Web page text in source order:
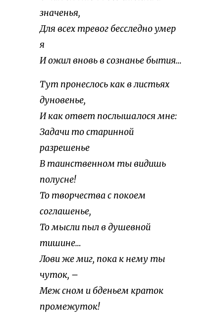
значенья,
Для всех тревог бесследно умер
я
И ожил вновь в сознанье бытия…
Тут пронеслось как в листьях
дуновенье,
И как ответ послышалося мне:
Задачи то старинной
разрешенье
В таинственном ты видишь
полусне!
То творчества с покоем
соглашенье,
То мысли пыл в душевной
тишине…
Лови же миг, пока к нему ты
чуток, –
Меж сном и бденьем краток
промежуток!